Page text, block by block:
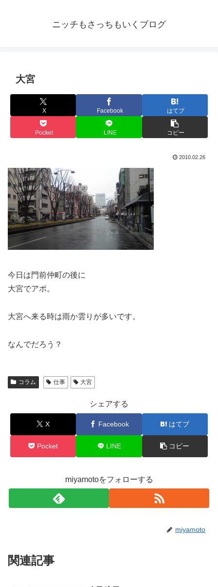
ニッチもさっちもいくブログ
大宮
X Facebook はてブ
Pocket LINE コピー
2010.02.26
今日は門前仲町の後に
大宮でアポ。
大宮へ来る時は雨か雲りが多いです。
なんでだろう？
コラム 仕事 大宮
シェアする
X Facebook はてブ
Pocket LINE コピー
miyamotoをフォローする
miyamoto
関連記事